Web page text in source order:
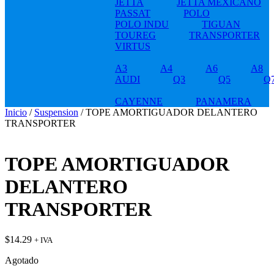
JETTA
JETTA MEXICANO
PASSAT
POLO
POLO INDU
TIGUAN
TOUREG
TRANSPORTER
VIRTUS
A3 A4 A6
A8
AUDI
Q3 Q5
CAYENNE
PANAMERA
Inicio / Suspension / TOPE AMORTIGUADOR DELANTERO
TRANSPORTER
TOPE AMORTIGUADOR
DELANTERO
TRANSPORTER
$14.29 + IVA
Agotado